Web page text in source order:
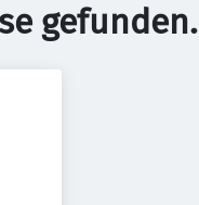
gefunden.